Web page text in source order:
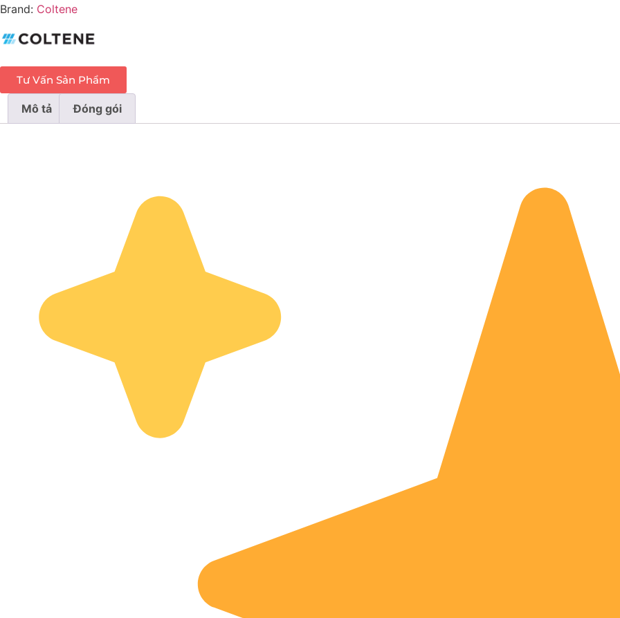
Brand: Coltene
Tư Vấn Sản Phẩm
Mô tả Đóng gói